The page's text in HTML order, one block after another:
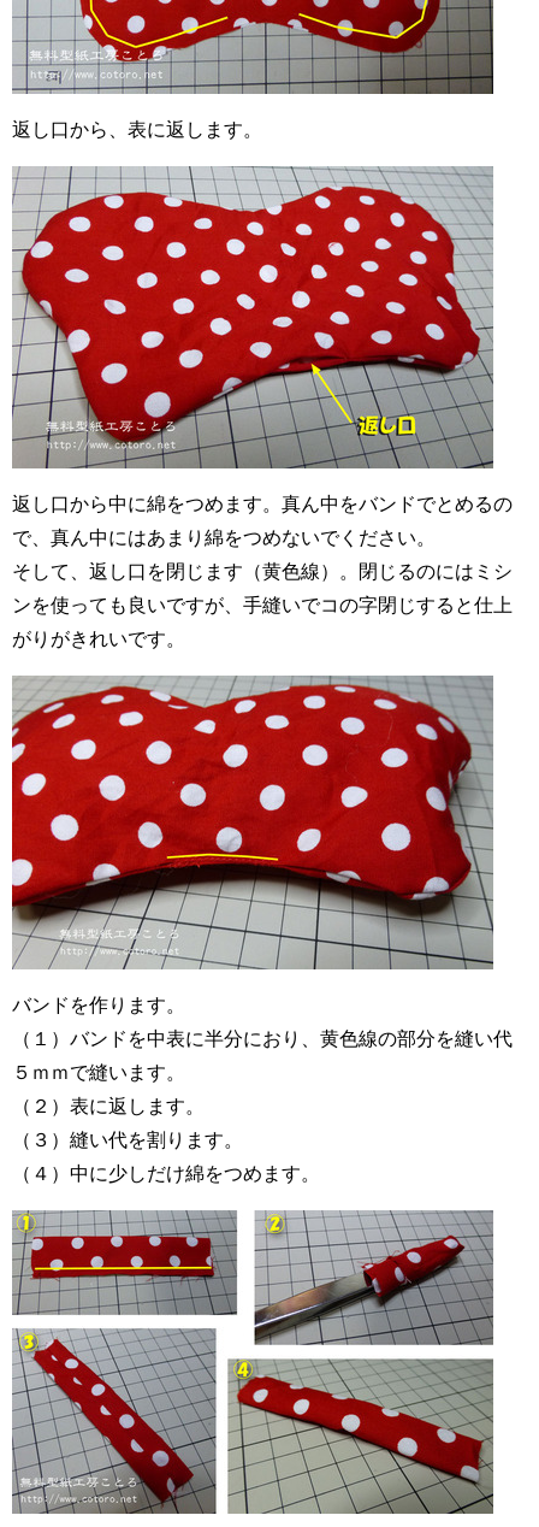
返し口から、表に返します。
返し口から中に綿をつめます。真ん中をバンドでとめるの
で、真ん中にはあまり綿をつめないでください。
そして、返し口を閉じます（黄色線）。閉じるのにはミシ
ンを使っても良いですが、手縫いでコの字閉じすると仕上
がりがきれいです。
バンドを作ります。
（１）バンドを中表に半分におり、黄色線の部分を縫い代
５ｍｍで縫います。
（２）表に返します。
（３）縫い代を割ります。
（４）中に少しだけ綿をつめます。